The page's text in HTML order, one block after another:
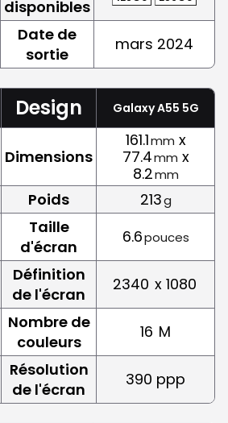
disponibles
Date de
sortie
mars 2024
Design Galaxy A55 5G
Dimensions
161.1mm x
77.4mm x
8.2mm
Poids 213g
Taille
d'écran
6.6pouces
Définition
de l'écran
2340 x 1080
Nombre de
couleurs
16 M
Résolution
de l'écran
390 ppp